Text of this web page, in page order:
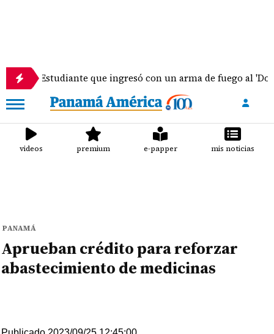
que ingresó con un arma de fuego al 'Dolores
videos premium e-papper mis noticias
PANAMÁ
Aprueban crédito para reforzar
abastecimiento de medicinas